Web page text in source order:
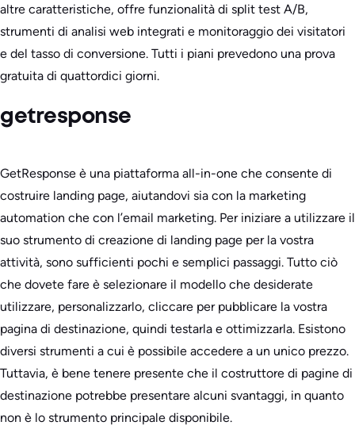
altre caratteristiche, offre funzionalità di split test A/B,
strumenti di analisi web integrati e monitoraggio dei visitatori
e del tasso di conversione. Tutti i piani prevedono una prova
gratuita di quattordici giorni.
getresponse
GetResponse è una piattaforma all-in-one che consente di
costruire landing page, aiutandovi sia con la marketing
automation che con l’email marketing. Per iniziare a utilizzare il
suo strumento di creazione di landing page per la vostra
attività, sono sufficienti pochi e semplici passaggi. Tutto ciò
che dovete fare è selezionare il modello che desiderate
utilizzare, personalizzarlo, cliccare per pubblicare la vostra
pagina di destinazione, quindi testarla e ottimizzarla. Esistono
diversi strumenti a cui è possibile accedere a un unico prezzo.
Tuttavia, è bene tenere presente che il costruttore di pagine di
destinazione potrebbe presentare alcuni svantaggi, in quanto
non è lo strumento principale disponibile.